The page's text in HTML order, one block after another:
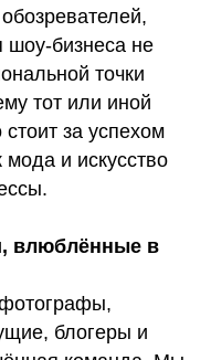
шоу-бизнеса не
точки
тот или иной
за успехом
и искусство
влюблённые в
блогеры и